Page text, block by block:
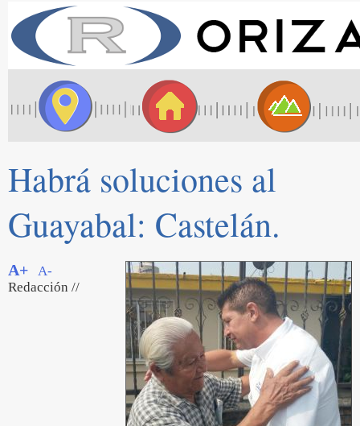
Habrá soluciones al
Guayabal: Castelán.
A+
A-
Redacción //